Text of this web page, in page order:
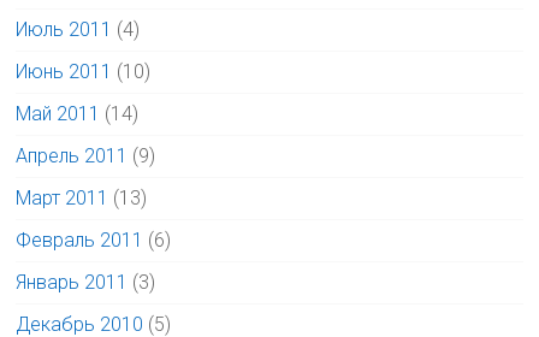
Июль 2011 (4)
Июнь 2011 (10)
Май 2011 (14)
Апрель 2011 (9)
Март 2011 (13)
Февраль 2011 (6)
Январь 2011 (3)
Декабрь 2010 (5)